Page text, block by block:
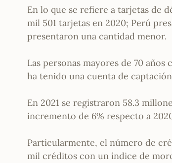
En lo que se refiere a tarjetas de
mil 501 tarjetas en 2020; Perú
presentaron una cantidad menor.
Las personas mayores de 70
ha tenido una cuenta de
En 2021 se registraron 58.3
incremento de 6% respecto a
Particularmente, el número de
mil créditos con un índice de